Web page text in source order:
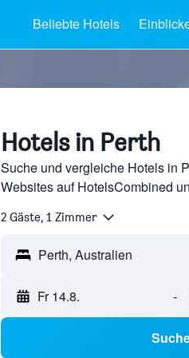
Beliebte Hotels
Hotels in Perth
Suche und vergleiche Hotels in
Websites auf HotelsCombined
2 Gäste, 1 Zimmer
Fr 14.8. -